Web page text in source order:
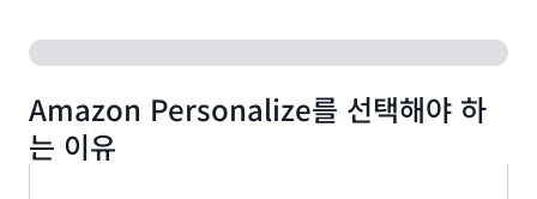
Amazon Personalize를 선택해야 하
는 이유